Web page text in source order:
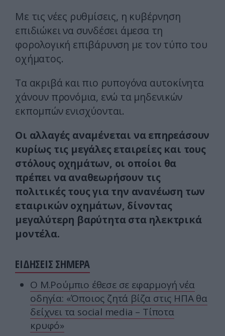
Με τις νέες ρυθμίσεις, η κυβέρνηση
επιδιώκει να συνδέσει άμεσα τη
φορολογική επιβάρυνση με τον τύπο του
οχήματος.
Τα ακριβά και πιο ρυπογόνα αυτοκίνητα
χάνουν προνόμια, ενώ τα μηδενικών
εκπομπών ενισχύονται.
Οι αλλαγές αναμένεται να επηρεάσουν
κυρίως τις μεγάλες εταιρείες και τους
στόλους οχημάτων, οι οποίοι θα
πρέπει να αναθεωρήσουν τις
πολιτικές τους για την ανανέωση των
εταιρικών οχημάτων, δίνοντας
μεγαλύτερη βαρύτητα στα ηλεκτρικά
μοντέλα.
ΕΙΔΗΣΕΙΣ ΣΗΜΕΡΑ
Ο Μ.Ρούμπιο έθεσε σε εφαρμογή νέα
οδηγία: «Όποιος ζητά βίζα στις ΗΠΑ θα
δείχνει τα social media – Τίποτα
κρυφό»